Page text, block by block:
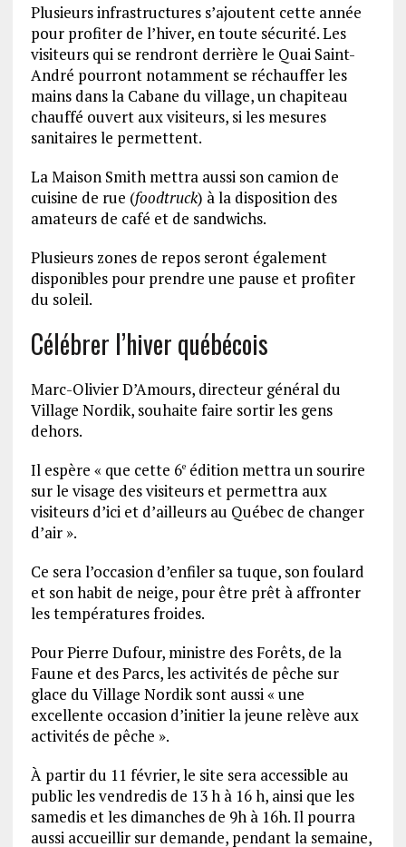
Plusieurs infrastructures s’ajoutent cette année
pour profiter de l’hiver, en toute sécurité. Les
visiteurs qui se rendront derrière le Quai Saint-
André pourront notamment se réchauffer les
mains dans la Cabane du village, un chapiteau
chauffé ouvert aux visiteurs, si les mesures
sanitaires le permettent.
La Maison Smith mettra aussi son camion de
cuisine de rue (foodtruck) à la disposition des
amateurs de café et de sandwichs.
Plusieurs zones de repos seront également
disponibles pour prendre une pause et profiter
du soleil.
Célébrer l’hiver québécois
Marc-Olivier D’Amours, directeur général du
Village Nordik, souhaite faire sortir les gens
dehors.
Il espère « que cette 6eédition mettra un sourire
sur le visage des visiteurs et permettra aux
visiteurs d’ici et d’ailleurs au Québec de changer
d’air ».
Ce sera l’occasion d’enfiler sa tuque, son foulard
et son habit de neige, pour être prêt à affronter
les températures froides.
Pour Pierre Dufour, ministre des Forêts, de la
Faune et des Parcs, les activités de pêche sur
glace du Village Nordik sont aussi « une
excellente occasion d’initier la jeune relève aux
activités de pêche ».
À partir du 11 février, le site sera accessible au
public les vendredis de 13 h à 16 h, ainsi que les
samedis et les dimanches de 9h à 16h. Il pourra
aussi accueillir sur demande, pendant la semaine,